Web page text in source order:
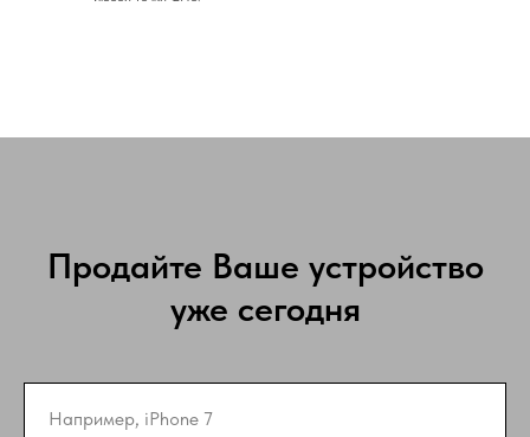
Продайте Ваше устройство
уже сегодня